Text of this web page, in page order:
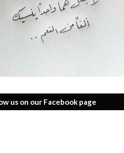
us on our Facebook page